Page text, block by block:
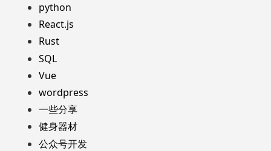
python
React.js
Rust
SQL
Vue
wordpress
一些分享
健身器材
公众号开发